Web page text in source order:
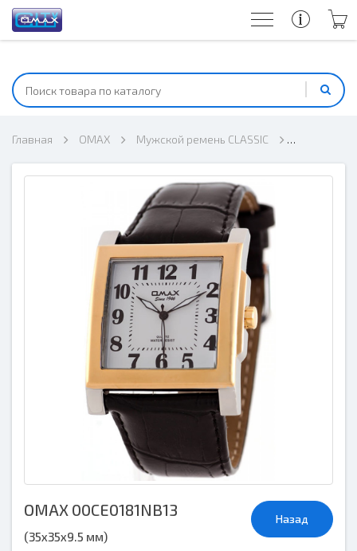
Главная OMAX Мужской ремень CLASSIC
Назад
OMAX 00CE0181NB13
(35х35х9.5 мм)